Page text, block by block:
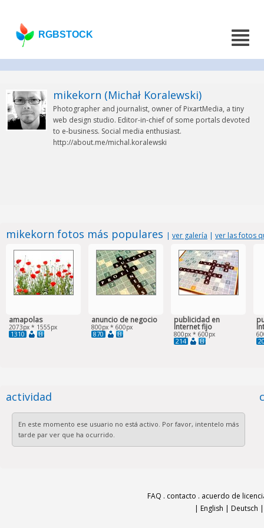
RGBSTOCK
mikekorn (Michał Koralewski)
Photographer and journalist, owner of PixartMedia, a tiny
web design studio. Editor-in-chief of some portals devoted
to e-business. Social media enthusiast.
http://about.me/michal.koralewski
mikekorn fotos más populares | ver galería | ver las fotos
amapolas
2073px * 1555px
1310
anuncio de negocio
800px * 600px
870
publicidad en
Internet fijo
800px * 600px
214
actividad
En este momento ese usuario no está activo. Por favor, intentelo más
tarde par ver que ha ocurrido.
FAQ . contacto . acuerdo de
| English | Deutsch